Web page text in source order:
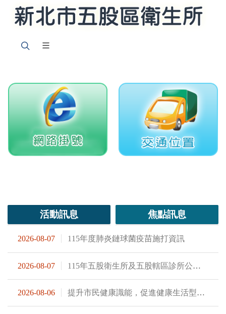
活動訊息 焦點訊息
2026-08-07 115年度肺炎鏈球菌疫苗施打資訊
2026-08-07 115年五股衛生所及五股轄區診所公費新冠疫苗接種日期時間公告
2026-08-06 提升市民健康識能，促進健康生活型態( 代謝症候群、青少年檳榔危害 )。